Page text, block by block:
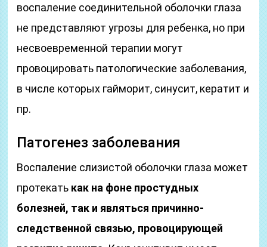
воспаление соединительной оболочки глаза
не представляют угрозы для ребенка, но при
несвоевременной терапии могут
провоцировать патологические заболевания,
в числе которых гайморит, синусит, кератит и
пр.
Патогенез заболевания
Воспаление слизистой оболочки глаза может
протекать как на фоне простудных
болезней, так и являться причинно-
следственной связью, провоцирующей